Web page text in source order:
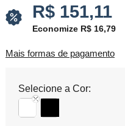
R$ 151,11
Economize R$ 16,79
Mais formas de pagamento
Selecione a Cor: